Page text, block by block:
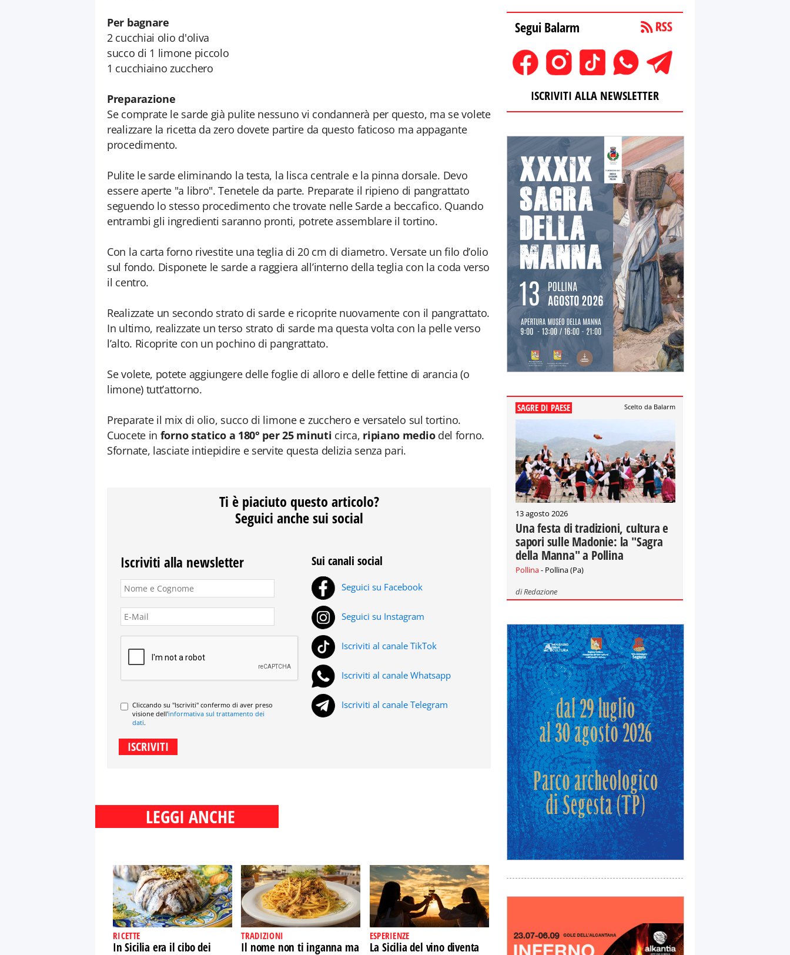
Per bagnare
2 cucchiai olio d'oliva
succo di 1 limone piccolo
1 cucchiaino zucchero
Preparazione
Se comprate le sarde già pulite nessuno vi condannerà per questo, ma se volete
realizzare la ricetta da zero dovete partire da questo faticoso ma appagante
procedimento.
Pulite le sarde eliminando la testa, la lisca centrale e la pinna dorsale. Devo
essere aperte "a libro". Tenetele da parte. Preparate il ripieno di pangrattato
seguendo lo stesso procedimento che trovate nelle Sarde a beccafico. Quando
entrambi gli ingredienti saranno pronti, potrete assemblare il tortino.
Con la carta forno rivestite una teglia di 20 cm di diametro. Versate un filo d’olio
sul fondo. Disponete le sarde a raggiera all’interno della teglia con la coda verso
il centro.
Realizzate un secondo strato di sarde e ricoprite nuovamente con il pangrattato.
In ultimo, realizzate un terso strato di sarde ma questa volta con la pelle verso
l’alto. Ricoprite con un pochino di pangrattato.
Se volete, potete aggiungere delle foglie di alloro e delle fettine di arancia (o
limone) tutt’attorno.
Preparate il mix di olio, succo di limone e zucchero e versatelo sul tortino.
Cuocete in forno statico a 180° per 25 minuti circa, ripiano mediodel forno.
Sfornate, lasciate intiepidire e servite questa delizia senza pari.
Ti è piaciuto questo articolo?
Seguici anche sui social
Iscriviti alla newsletter
Cliccando su "Iscriviti" confermo di aver preso
visione dell'informativa sul trattamento dei
dati.
Sui canali social
Seguici su Facebook
Seguici su Instagram
Iscriviti al canale TikTok
Iscriviti al canale Whatsapp
Iscriviti al canale Telegram
LEGGI ANCHE
RICETTE
In Sicilia era il cibo dei
TRADIZIONI
Il nome non ti inganna ma
ESPERIENZE
La Sicilia del vino diventa
Segui Balarm
ISCRIVITI ALLA NEWSLETTER
SAGRE DI PAESE Scelto da Balarm
13 agosto 2026
Una festa di tradizioni, cultura e
sapori sulle Madonie: la "Sagra
della Manna" a Pollina
Pollina- Pollina (Pa)
diRedazione